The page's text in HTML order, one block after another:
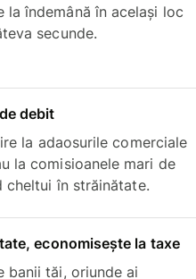
la îndemână în același loc
secunde.
debit
la adaosurile comerciale
la comisioanele mari de
în străinătate.
economisește la taxe
banii tăi, oriunde ai